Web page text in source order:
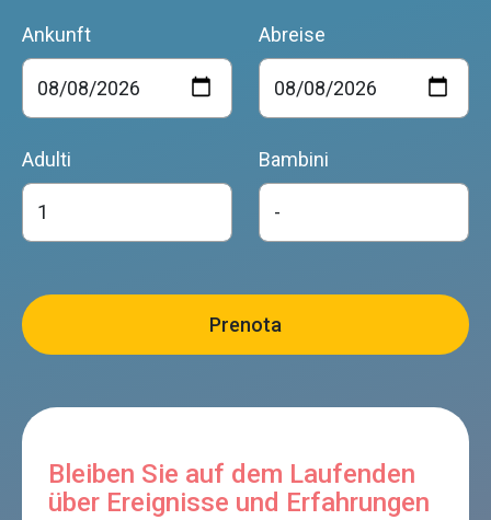
Ankunft Abreise
Adulti Bambini
Bleiben Sie auf dem Laufenden
über Ereignisse und Erfahrungen